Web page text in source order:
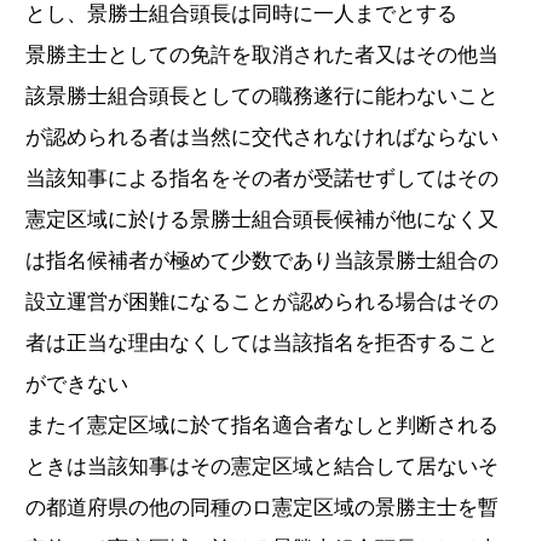
とし、景勝士組合頭長は同時に一人までとする
景勝主士としての免許を取消された者又はその他当
該景勝士組合頭長としての職務遂行に能わないこと
が認められる者は当然に交代されなければならない
当該知事による指名をその者が受諾せずしてはその
憲定区域に於ける景勝士組合頭長候補が他になく又
は指名候補者が極めて少数であり当該景勝士組合の
設立運営が困難になることが認められる場合はその
者は正当な理由なくしては当該指名を拒否すること
ができない
またイ憲定区域に於て指名適合者なしと判断される
ときは当該知事はその憲定区域と結合して居ないそ
の都道府県の他の同種のロ憲定区域の景勝主士を暫